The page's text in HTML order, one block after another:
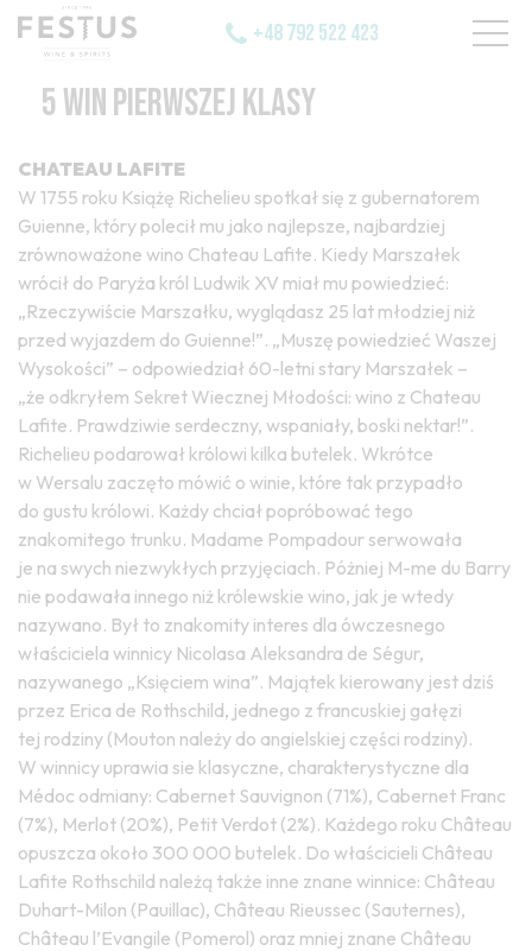
+48 792 522 423
5 WIN PIERWSZEJ KLASY
CHATEAU LAFITE
W 1755 roku Książę Richelieu spotkał się z gubernatorem
Guienne, który polecił mu jako najlepsze, najbardziej
zrównoważone wino Chateau Lafite. Kiedy Marszałek
wrócił do Paryża król Ludwik XV miał mu powiedzieć:
„Rzeczywiście Marszałku, wyglądasz 25 lat młodziej niż
przed wyjazdem do Guienne!”. „Muszę powiedzieć Waszej
Wysokości” – odpowiedział 60-letni stary Marszałek –
„że odkryłem Sekret Wiecznej Młodości: wino z Chateau
Lafite. Prawdziwie serdeczny, wspaniały, boski nektar!”.
Richelieu podarował królowi kilka butelek. Wkrótce
w Wersalu zaczęto mówić o winie, które tak przypadło
do gustu królowi. Każdy chciał popróbować tego
znakomitego trunku. Madame Pompadour serwowała
je na swych niezwykłych przyjęciach. Póżniej M-me du Barry
nie podawała innego niż królewskie wino, jak je wtedy
nazywano. Był to znakomity interes dla ówczesnego
właściciela winnicy Nicolasa Aleksandra de Ségur,
nazywanego „Księciem wina”. Majątek kierowany jest dziś
przez Erica de Rothschild, jednego z francuskiej gałęzi
tej rodziny (Mouton należy do angielskiej części rodziny).
W winnicy uprawia sie klasyczne, charakterystyczne dla
Médoc odmiany: Cabernet Sauvignon (71%), Cabernet Franc
(7%), Merlot (20%), Petit Verdot (2%). Każdego roku Château
opuszcza około 300 000 butelek. Do właścicieli Château
Lafite Rothschild należą także inne znane winnice: Château
Duhart-Milon (Pauillac), Château Rieussec (Sauternes),
Château l’Evangile (Pomerol) oraz mniej znane Château